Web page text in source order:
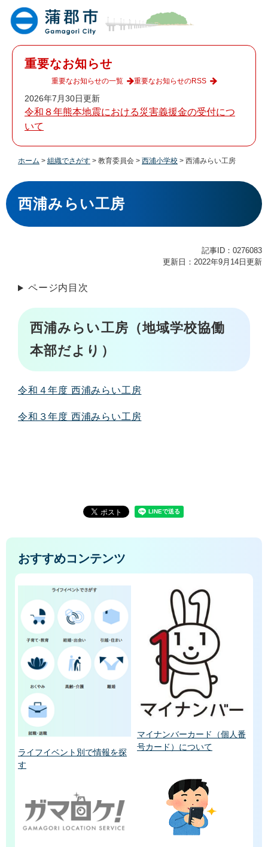
重要なお知らせ
2026年7月30日更新
令和８年熊本地震における災害義援金の受付につ
いて
重要なお知らせの一覧 重要なお知らせのRSS
ホーム > 組織でさがす > 教育委員会 > 西浦小学校 > 西浦みらい工房
本
文
西浦みらい工房
記事ID：0276083
更新日：2022年9月14日更新
ページ内目次
西浦みらい工房（地域学校協働
本部だより）
令和４年度 西浦みらい工房
令和３年度 西浦みらい工房
おすすめコンテンツ
ライフイベント別で情報を探
す
マイナンバーカード（個人番
号カード）について